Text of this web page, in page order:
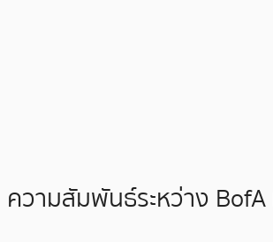
ความสัมพันธ์ระหว่าง BofA